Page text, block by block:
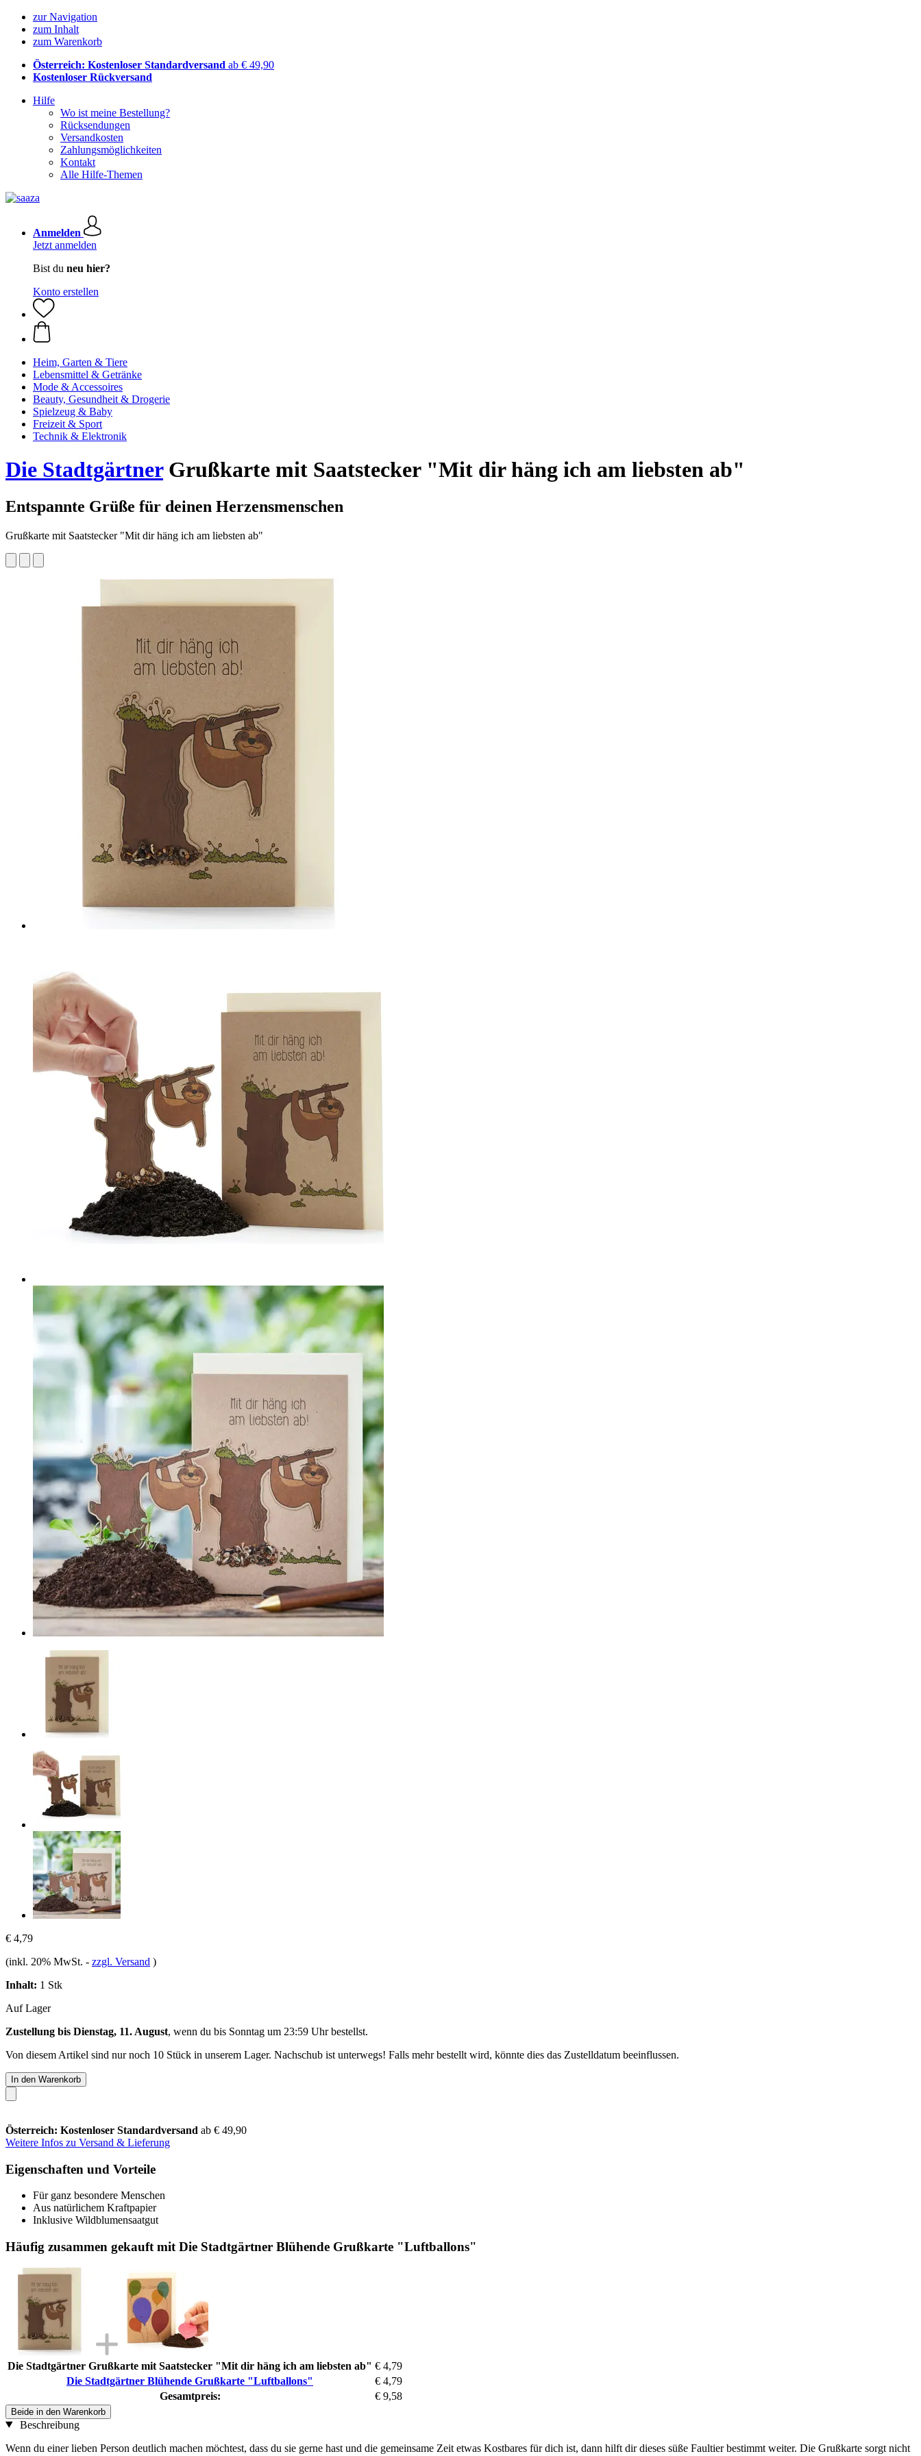
zur Navigation
zum Inhalt
zum Warenkorb
Österreich: Kostenloser Standardversand ab € 49,90
Kostenloser Rückversand
Hilfe
Wo ist meine Bestellung?
Rücksendungen
Versandkosten
Zahlungsmöglichkeiten
Kontakt
Alle Hilfe-Themen
Anmelden
Jetzt anmelden
Bist du neu hier?
Konto erstellen
Heim, Garten & Tiere
Lebensmittel & Getränke
Mode & Accessoires
Beauty, Gesundheit & Drogerie
Spielzeug & Baby
Freizeit & Sport
Technik & Elektronik
Die StadtgärtnerGrußkarte mit Saatstecker "Mit dir häng ich am liebsten ab"
Entspannte Grüße für deinen Herzensmenschen
Grußkarte mit Saatstecker "Mit dir häng ich am liebsten ab"
€ 4,79
(inkl. 20% MwSt. - zzgl. Versand )
Inhalt: 1 Stk
Auf Lager
Zustellung bis Dienstag, 11. August, wenn du bis Sonntag um 23:59 Uhrbestellst.
Von diesem Artikel sind nur noch 10 Stück in unserem Lager. Nachschub ist unterwegs! Falls mehr bestellt wird, könnte dies das Zustelldatum beeinflussen.
In den Warenkorb
Österreich: Kostenloser Standardversand ab € 49,90
Weitere Infos zu Versand & Lieferung
Eigenschaften und Vorteile
Für ganz besondere Menschen
Aus natürlichem Kraftpapier
Inklusive Wildblumensaatgut
Häufig zusammen gekauft mit Die Stadtgärtner Blühende Grußkarte "Luftballons"
Die Stadtgärtner Grußkarte mit Saatstecker "Mit dir häng ich am liebsten ab" € 4,79
Die Stadtgärtner Blühende Grußkarte "Luftballons"
€ 4,79
Gesamtpreis:
€ 9,58
Beide in den Warenkorb
Beschreibung
Wenn du einer lieben Person deutlich machen möchtest, dass du sie gerne hast und die gemeinsame Zeit etwas Kostbares für dich ist, dann hilft dir dieses süße Faultier bestimmt weiter. Die Grußkarte sorgt nicht